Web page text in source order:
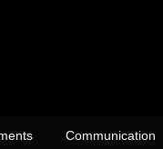
Communication